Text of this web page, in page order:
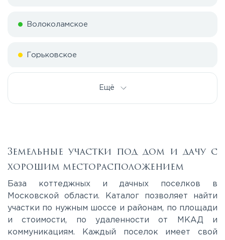
Волоколамское
Горьковское
Киевское
Ещё
Земельные участки под дом и дачу с
хорошим месторасположением
База коттеджных и дачных поселков в
Московской области. Каталог позволяет найти
участки по нужным шоссе и районам, по площади
и стоимости, по удаленности от МКАД и
коммуникациям. Каждый поселок имеет свой